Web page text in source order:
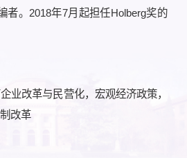
者。2018年7月起担任Holberg奖的
业改革与民营化，宏观经济政策，
改革